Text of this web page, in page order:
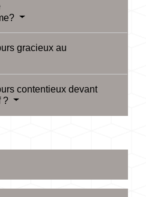
gracieux au
contentieux devant
?